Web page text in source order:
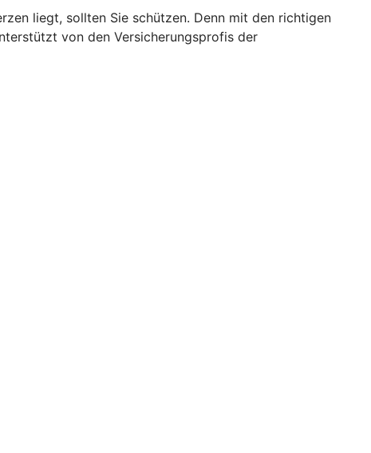
liegt, sollten Sie schützen. Denn mit den richtigen
von den Versicherungsprofis der